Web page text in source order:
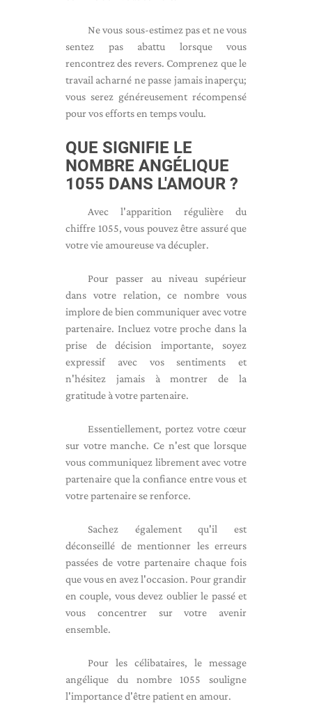
Ne vous sous-estimez pas et ne vous
sentez pas abattu lorsque vous
rencontrez des revers. Comprenez que le
travail acharné ne passe jamais inaperçu;
vous serez généreusement récompensé
pour vos efforts en temps voulu.
QUE SIGNIFIE LE
NOMBRE ANGÉLIQUE
1055 DANS L'AMOUR ?
Avec l'apparition régulière du
chiffre 1055, vous pouvez être assuré que
votre vie amoureuse va décupler.
Pour passer au niveau supérieur
dans votre relation, ce nombre vous
implore de bien communiquer avec votre
partenaire. Incluez votre proche dans la
prise de décision importante, soyez
expressif avec vos sentiments et
n'hésitez jamais à montrer de la
gratitude à votre partenaire.
Essentiellement, portez votre cœur
sur votre manche. Ce n'est que lorsque
vous communiquez librement avec votre
partenaire que la confiance entre vous et
votre partenaire se renforce.
Sachez également qu'il est
déconseillé de mentionner les erreurs
passées de votre partenaire chaque fois
que vous en avez l'occasion. Pour grandir
en couple, vous devez oublier le passé et
vous concentrer sur votre avenir
ensemble.
Pour les célibataires, le message
angélique du nombre 1055 souligne
l'importance d'être patient en amour.